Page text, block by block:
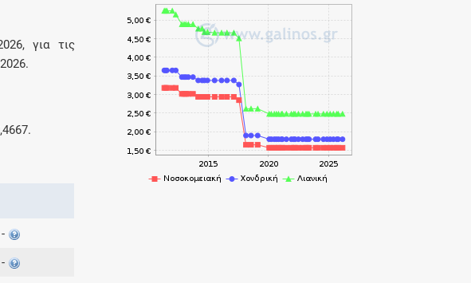
για τις
.